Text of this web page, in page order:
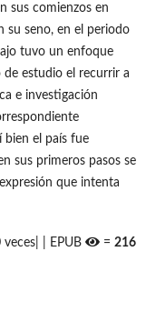
sus comienzos en
su seno, en el periodo
tuvo un enfoque
estudio el recurrir a
e investigación
bien el país fue
sus primeros pasos se
que intenta
veces| | EPUB =216